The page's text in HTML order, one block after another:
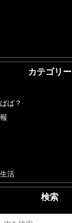
カテゴリー
ぱ？
活
検索